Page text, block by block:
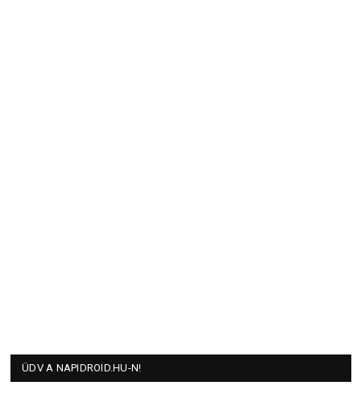
ÜDV A NAPIDROID.HU-N!